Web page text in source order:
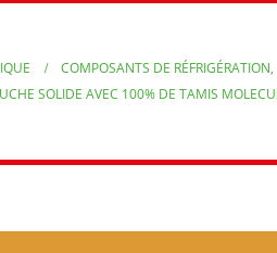
COMPOSANTS DE RÉFRIGÉRATION,
SOLIDE AVEC 100% DE TAMIS